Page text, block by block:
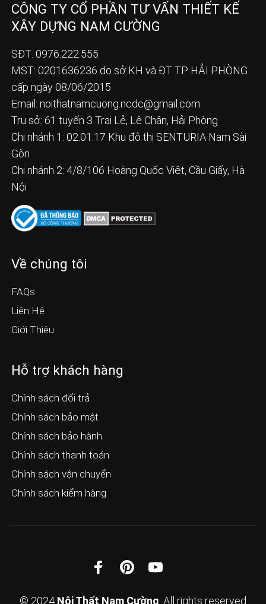
CÔNG TY CỔ PHẦN TƯ VẤN THIẾT KẾ
XÂY DỰNG NAM CƯỜNG
SĐT: 0976.222.555
MST: 0201636236 do sở KH và ĐT TP HẢI PHÒNG
cấp ngày 08/06/2015
Email: noithatnamcuong.ncdc@gmail.com
Trụ sở: 61 tuyến 3 Trại Lẻ, Lê Chân, Hải Phòng
Chi nhánh 1: 02.01.17 Khu đô thị SENTURIA Nam Sài
Gòn
Chi nhánh 2: 4/8/106 Hoàng Quốc Việt, Cầu Giấy, Hà
Nội
Về chúng tôi
FAQs
Liên Hệ
Giới Thiệu
Hỗ trợ khách hàng
Chính sách đổi trả
Chính sách bảo mật
Chính sách bảo hành
Chính sách thanh toán
Chính sách vận chuyển
Chính sách kiểm hàng
© 2024 Nội Thất Nam Cường . All rights reserved